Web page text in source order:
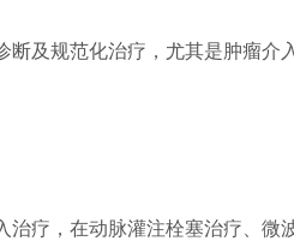
及规范化治疗，尤其是肿瘤介
疗，在动脉灌注栓塞治疗、微